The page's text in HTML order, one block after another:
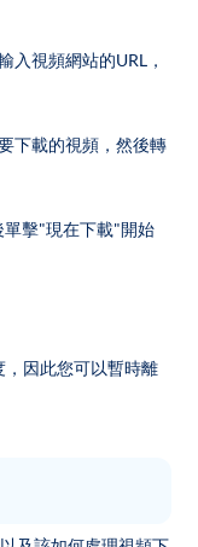
入視頻網站的URL，
下載的視頻，然後轉
單擊"現在下載"開始
，因此您可以暫時離